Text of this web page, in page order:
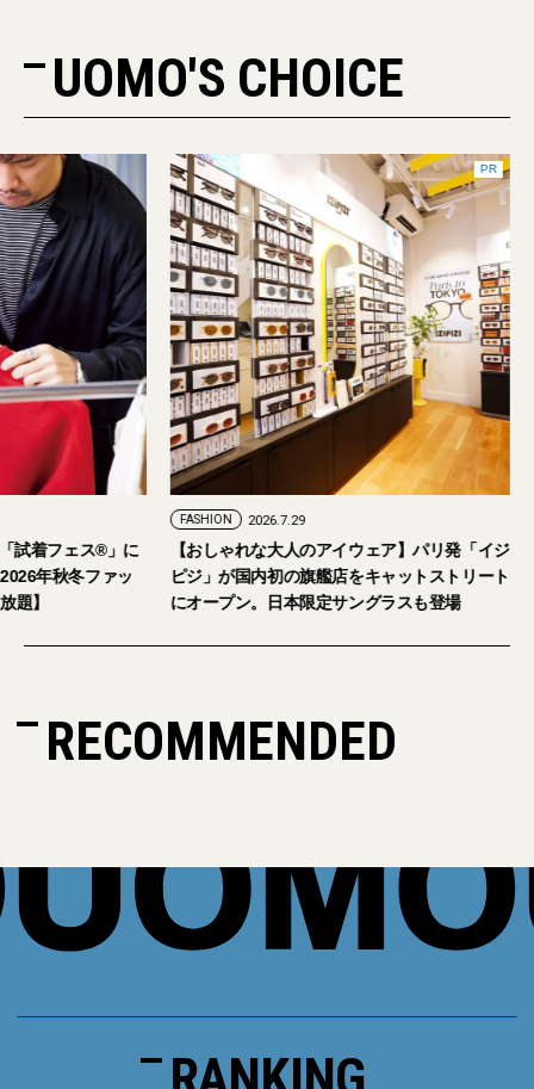
UOMO'S CHOICE
試着フェス®︎」に
年秋冬ファッ
題】
PR
FASHION 2026.7.29
【おしゃれな大人のアイウェア】パリ発「イジ
ピジ」が国内初の旗艦店をキャットストリート
にオープン。日本限定サングラスも登場
RECOMMENDED